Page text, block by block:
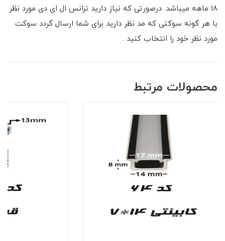
۱۸ ماهه میباشد. درصورتی که نیاز دارید ترانس ال ای دی مورد نظر
با هر گونه سوکتی که مد نظر دارید برای شما ارسال گردد سوکت
مورد نظر خود را انتخاب کنید .
محصولات مرتبط